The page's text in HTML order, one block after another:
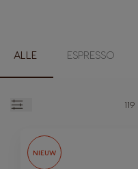
ALLE ESPRESSO
119
NIEUW